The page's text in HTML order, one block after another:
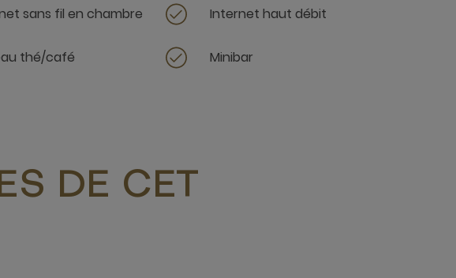
sans fil en chambre Internet haut débit
thé/café Minibar
DE CET